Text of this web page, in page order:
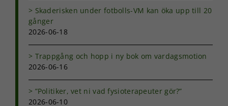
Skaderisken under fotbolls-VM kan öka upp till 20
gånger
2026-06-18
Trappgång och hopp i ny bok om vardagsmotion
2026-06-16
”Politiker, vet ni vad fysioterapeuter gör?”
2026-06-10
Dessa kakor
behövs för
att hemsidan
fungera.